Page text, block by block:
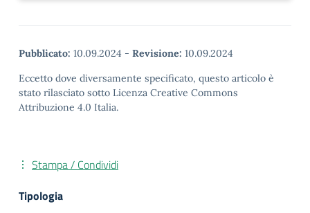
Pubblicato: 10.09.2024 - Revisione: 10.09.2024
Eccetto dove diversamente specificato, questo articolo è
stato rilasciato sotto Licenza Creative Commons
Attribuzione 4.0 Italia.
Stampa / Condividi
Tipologia